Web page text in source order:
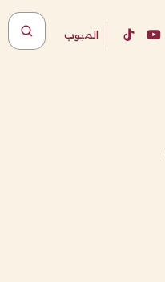
المبوب